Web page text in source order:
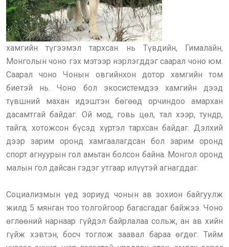
хамгийн түгээмэл тархсан нь Түвдийн, Гималайн,
Монголын чоно гэх мэтээр нэрлэгддэг саарал чоно юм.
Саарал чоно Чонын овгийнхон дотор хамгийн том
биетэй нь. Чоно бол экосистемдээ хамгийн дээд
түвшний махан идэштэн бөгөөд орчиндоо амархан
дасамтгай байдаг. Ой мод, говь цөл, тал хээр, тундр,
тайга, хотожсон бүсэд хүртэл тархсан байдаг. Дэлхий
дээр зарим оронд хамгаалагдсан бол зарим оронд
спорт агнуурын гол амьтан болсон байна. Монгол оронд
малын гол дайсан гэдэг утгаар илүүтэй агнагддаг.
Социализмын үед зориуд чонын ав зохион байгуулж
жилд 5 мянган тоо толгойгоор багасгадаг байжээ. Чоно
өглөөний нарнаар гүйдэл байрлалаа сольж, ан ав хийн
гүйж хэвтэн, босч тоглож заавал бараа өгдөг. Тийм